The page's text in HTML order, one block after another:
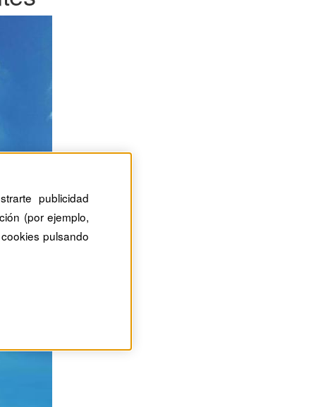
publicidad
(por ejemplo,
pulsando